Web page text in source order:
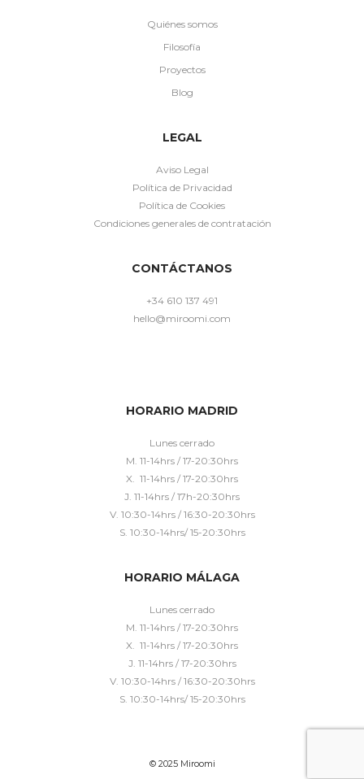
Quiénes somos
Filosofía
Proyectos
Blog
LEGAL
Aviso Legal
Política de Privacidad
Política de Cookies
Condiciones generales de contratación
CONTÁCTANOS
+34 610 137 491
hello@miroomi.com
HORARIO MADRID
Lunes cerrado
M. 11-14hrs / 17-20:30hrs
X. 11-14hrs / 17-20:30hrs
J. 11-14hrs / 17h-20:30hrs
V. 10:30-14hrs / 16:30-20:30hrs
S. 10:30-14hrs/ 15-20:30hrs
HORARIO MÁLAGA
Lunes cerrado
M. 11-14hrs / 17-20:30hrs
X. 11-14hrs / 17-20:30hrs
J. 11-14hrs / 17-20:30hrs
V. 10:30-14hrs / 16:30-20:30hrs
S. 10:30-14hrs/ 15-20:30hrs
© 2025 Miroomi